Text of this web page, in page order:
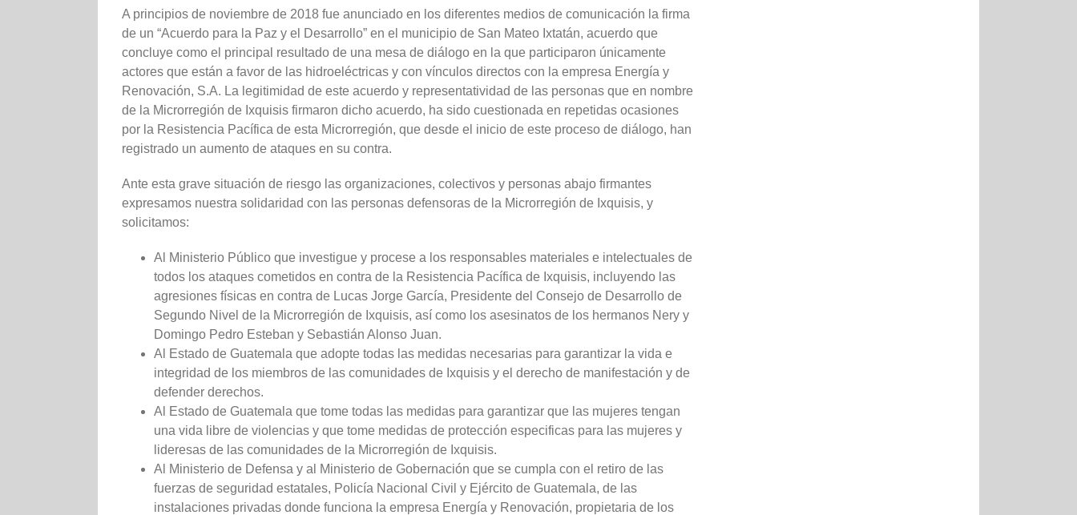
A principios de noviembre de 2018 fue anunciado en los diferentes medios de comunicación la firma
de un “Acuerdo para la Paz y el Desarrollo” en el municipio de San Mateo Ixtatán, acuerdo que
concluye como el principal resultado de una mesa de diálogo en la que participaron únicamente
actores que están a favor de las hidroeléctricas y con vínculos directos con la empresa Energía y
Renovación, S.A. La legitimidad de este acuerdo y representatividad de las personas que en nombre
de la Microrregión de Ixquisis firmaron dicho acuerdo, ha sido cuestionada en repetidas ocasiones
por la Resistencia Pacífica de esta Microrregión, que desde el inicio de este proceso de diálogo, han
registrado un aumento de ataques en su contra.
Ante esta grave situación de riesgo las organizaciones, colectivos y personas abajo firmantes
expresamos nuestra solidaridad con las personas defensoras de la Microrregión de Ixquisis, y
solicitamos:
Al Ministerio Público que investigue y procese a los responsables materiales e intelectuales de
todos los ataques cometidos en contra de la Resistencia Pacífica de Ixquisis, incluyendo las
agresiones físicas en contra de Lucas Jorge García, Presidente del Consejo de Desarrollo de
Segundo Nivel de la Microrregión de Ixquisis, así como los asesinatos de los hermanos Nery y
Domingo Pedro Esteban y Sebastián Alonso Juan.
Al Estado de Guatemala que adopte todas las medidas necesarias para garantizar la vida e
integridad de los miembros de las comunidades de Ixquisis y el derecho de manifestación y de
defender derechos.
Al Estado de Guatemala que tome todas las medidas para garantizar que las mujeres tengan
una vida libre de violencias y que tome medidas de protección especificas para las mujeres y
lideresas de las comunidades de la Microrregión de Ixquisis.
Al Ministerio de Defensa y al Ministerio de Gobernación que se cumpla con el retiro de las
fuerzas de seguridad estatales, Policía Nacional Civil y Ejército de Guatemala, de las
instalaciones privadas donde funciona la empresa Energía y Renovación, propietaria de los